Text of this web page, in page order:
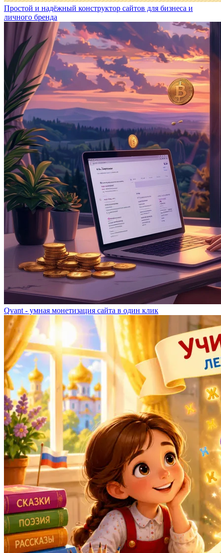
Простой и надёжный конструктор сайтов для бизнеса и
личного бренда
Qvant - умная монетизация сайта в один клик